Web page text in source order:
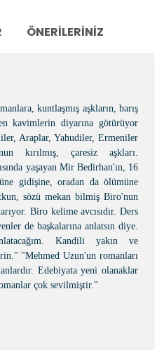
ÖNERILERINIZ
kuntlaşmış aşkların, barış
kavimlerin diyarına götürüyor
Araplar, Yahudiler, Ermeniler
kırılmış, çaresiz aşkları.
yaşayan Mir Bedirhan'ın, 16
gidişine, oradan da ölümüne
sözü mekan bilmiş Biro'nun
Biro kelime avcısıdır. Ders
de başkalarına anlatsın diye.
Kandili yakın ve
"Mehmed Uzun'un romanları
Edebiyata yeni olanaklar
çok sevilmiştir."